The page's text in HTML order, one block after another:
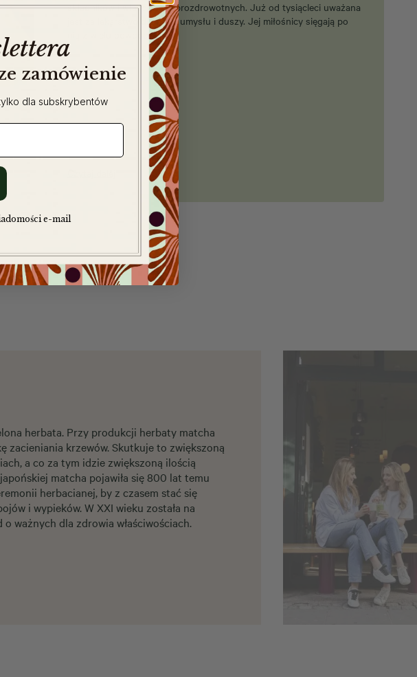
składników i właściwości prozdrowotnych. Już od tysiącleci uważana
jest za lekarstwo dla ciała, umysłu i duszy. Jej miłośnicy sięgają po
nią z wielu powodów.…
herbata. Przy produkcji herbaty matcha
zacieniania krzewów. Skutkuje to zwiększoną
a co za tym idzie zwiększoną ilością
matcha pojawiła się 800 lat temu
herbacianej, by z czasem stać się
i wypieków. W XXI wieku została na
ważnych dla zdrowia właściwościach.
zamówienie
dla subskrybentów
e-mail